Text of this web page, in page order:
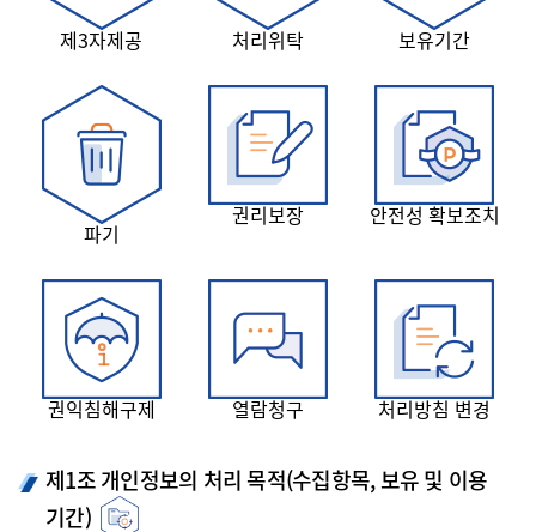
제3자제공 처리위탁 보유기간
파기
권리보장 안전성 확보조치
권익침해구제 열람청구 처리방침 변경
제1조 개인정보의 처리 목적(수집항목, 보유 및 이용
기간)